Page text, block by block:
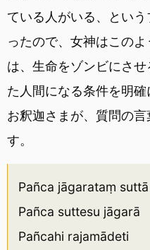
ている人がいる、とい
ったので、女神はこの
は、生命をゾンビにさ
た人間になる条件を明確
お釈迦さまが、質問の
す。
Pañca jāgarataṃ suttā
Pañca suttesu jāgarā
Pañcahi rajamādeti